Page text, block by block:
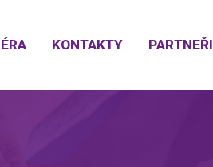
KONTAKTY PARTNEŘI